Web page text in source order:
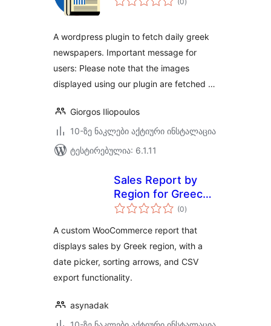
რეიტინგი
A wordpress plugin to fetch daily greek
newspapers. Important message for
users: Please note that the images
displayed using our plugin are fetched …
Giorgos Iliopoulos
10-ზე ნაკლები აქტიური ინსტალაცია
ტესტირებულია: 6.1.11
Sales Report by
Region for Greece
for Woo
(0საერთო
რეიტინგი
)
A custom WooCommerce report that
displays sales by Greek region, with a
date picker, sorting arrows, and CSV
export functionality.
asynadak